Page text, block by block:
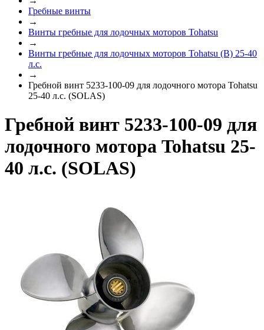
Гребные винты
→
Винты гребные для лодочных моторов Tohatsu
→
Винты гребные для лодочных моторов Tohatsu (B) 25-40
л.с.
→
Гребной винт 5233-100-09 для лодочного мотора Tohatsu
25-40 л.с. (SOLAS)
Гребной винт 5233-100-09 для
лодочного мотора Tohatsu 25-
40 л.с. (SOLAS)